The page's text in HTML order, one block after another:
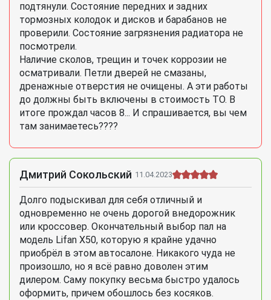
подтянули. Состояние передних и задних
тормозных колодок и дисков и барабанов не
проверили. Состояние загрязнения радиатора не
посмотрели.
Наличие сколов, трещин и точек коррозии не
осматривали. Петли дверей не смазаны,
дренажные отверстия не очищены. А эти работы
до должны быть включены в стоимость ТО. В
итоге прождал часов 8... И спрашивается, вы чем
там занимаетесь????
Дмитрий Сокольский 11.04.2023
Долго подыскивал для себя отличный и
одновременно не очень дорогой внедорожник
или кроссовер. Окончательный выбор пал на
модель Lifan X50, которую я крайне удачно
приобрёл в этом автосалоне. Никакого чуда не
произошло, но я всё равно доволен этим
дилером. Саму покупку весьма быстро удалось
оформить, причем обошлось без косяков.